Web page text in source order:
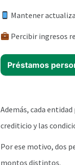
Mantener
Percibir ingresos
Préstamos
Además, cada
crediticio y las
Por ese motivo, dos
montos distintos.